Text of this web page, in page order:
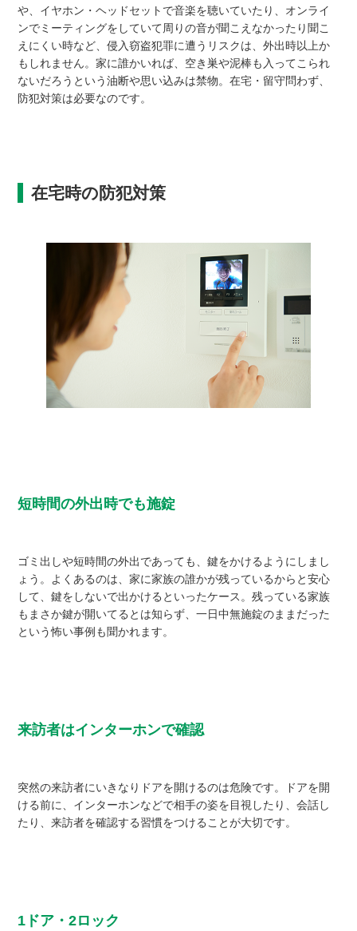
や、イヤホン・ヘッドセットで音楽を聴いていたり、オンライ
ンでミーティングをしていて周りの音が聞こえなかったり聞こ
えにくい時など、侵入窃盗犯罪に遭うリスクは、外出時以上か
もしれません。家に誰かいれば、空き巣や泥棒も入ってこられ
ないだろうという油断や思い込みは禁物。在宅・留守問わず、
防犯対策は必要なのです。
在宅時の防犯対策
短時間の外出時でも施錠
ゴミ出しや短時間の外出であっても、鍵をかけるようにしまし
ょう。よくあるのは、家に家族の誰かが残っているからと安心
して、鍵をしないで出かけるといったケース。残っている家族
もまさか鍵が開いてるとは知らず、一日中無施錠のままだった
という怖い事例も聞かれます。
来訪者はインターホンで確認
突然の来訪者にいきなりドアを開けるのは危険です。ドアを開
ける前に、インターホンなどで相手の姿を目視したり、会話し
たり、来訪者を確認する習慣をつけることが大切です。
1ドア・2ロック